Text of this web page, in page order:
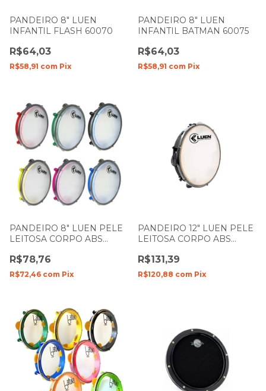
PANDEIRO 8" LUEN
INFANTIL FLASH 60070
R$64,03
R$58,91 com Pix
PANDEIRO 8" LUEN
INFANTIL BATMAN 60075
R$64,03
R$58,91 com Pix
PANDEIRO 8" LUEN PELE
LEITOSA CORPO ABS
R$78,76
R$72,46 com Pix
PANDEIRO 12" LUEN PELE
LEITOSA CORPO ABS
R$131,39
R$120,88 com Pix